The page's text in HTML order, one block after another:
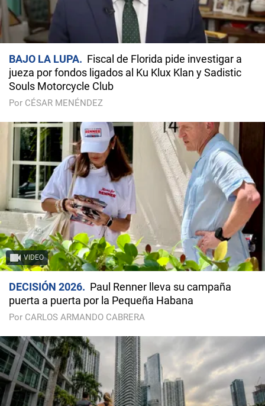
BAJO LA LUPA
Fiscal de Florida pide investigar a
jueza por fondos ligados al Ku Klux Klan y Sadistic
Souls Motorcycle Club
Por CÉSAR MENÉNDEZ
VIDEO
DECISIÓN 2026
Paul Renner lleva su campaña
puerta a puerta por la Pequeña Habana
Por CARLOS ARMANDO CABRERA